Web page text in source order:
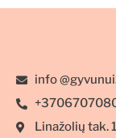
info
Linažolių tak.